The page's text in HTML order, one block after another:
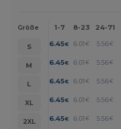
Größe 1-7 8-23 24-71
S 6.45€ 6.01€ 5.56€
M
6.45€ 6.01€ 5.56€
L
6.45€ 6.01€ 5.56€
XL
6.45€ 6.01€ 5.56€
2XL
6.45€ 6.01€ 5.56€